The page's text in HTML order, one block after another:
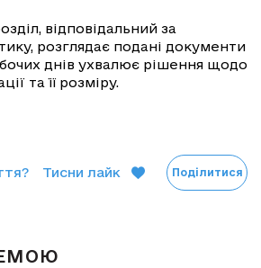
відповідальний за
розглядає подані документи
днів ухвалює рішення щодо
та її розміру.
Тисни лайк Поділитися